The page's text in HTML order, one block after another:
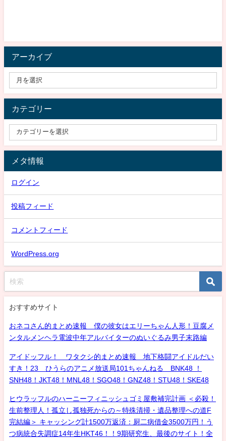
アーカイブ
カテゴリー
メタ情報
ログイン
投稿フィード
コメントフィード
WordPress.org
おすすめサイト
おネコさん的まとめ速報 僕の彼女はエリーちゃん人形！豆腐メ
ンタルメンヘラ電波中年アルバイターのぬいぐるみ男子末路編
アイドッフル！ ワタクシ的まとめ速報 地下格闘アイドルだい
すき！23 ひうらのアニメ放送局101ちゃんねる BNK48 ！
SNH48！JKT48！MNL48！SGO48！GNZ48！STU48！SKE48
ヒウラッフルのハーニーフィニッシュゴミ屋敷補完計画 ＜必殺！
生前整理人！孤立し孤独死からの～特殊清掃・遺品整理への道F
完結編＞ キャッシング計1500万返済：厨二病借金3500万円！う
つ病統合失調症14年生HKT46！！9期研究生、最後のサイト！全